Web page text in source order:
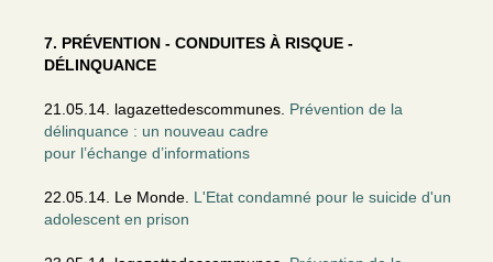
7. PRÉVENTION - CONDUITES À RISQUE -
DÉLINQUANCE
21.05.14. lagazettedescommunes. Prévention de la
délinquance : un nouveau cadre
pour l’échange d’informations
22.05.14. Le Monde. L'Etat condamné pour le suicide d'un
adolescent en prison